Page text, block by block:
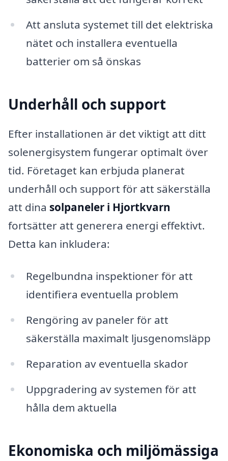
Att ansluta systemet till det elektriska
nätet och installera eventuella
batterier om så önskas
Underhåll och support
Efter installationen är det viktigt att ditt
solenergisystem fungerar optimalt över
tid. Företaget kan erbjuda planerat
underhåll och support för att säkerställa
att dina solpaneler i Hjortkvarn
fortsätter att generera energi effektivt.
Detta kan inkludera:
Regelbundna inspektioner för att
identifiera eventuella problem
Rengöring av paneler för att
säkerställa maximalt ljusgenomsläpp
Reparation av eventuella skador
Uppgradering av systemen för att
hålla dem aktuella
Ekonomiska och miljömässiga